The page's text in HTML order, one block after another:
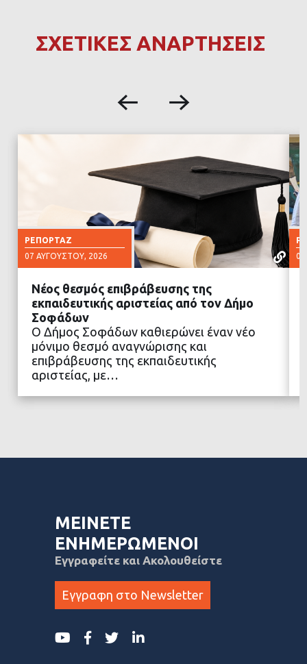
ΣΧΕΤΙΚΕΣ ΑΝΑΡΤΗΣΕΙΣ
ΡΕΠΟΡΤΆΖ
07 ΑΥΓΟΎΣΤΟΥ, 2026
ΔΙΑΒΑΣΤΕ ΠΕΡΙΣΣΟΤΕΡΑ
Νέος θεσμός επιβράβευσης της
εκπαιδευτικής αριστείας από τον Δήμο
Σοφάδων
Ο Δήμος Σοφάδων καθιερώνει έναν νέο
μόνιμο θεσμό αναγνώρισης και
επιβράβευσης της εκπαιδευτικής
αριστείας, με…
ΜΕΙΝΕΤΕ
ΕΝΗΜΕΡΩΜΕΝΟΙ
Εγγραφείτε και Ακολουθείστε
Εγγραφη στο Newsletter